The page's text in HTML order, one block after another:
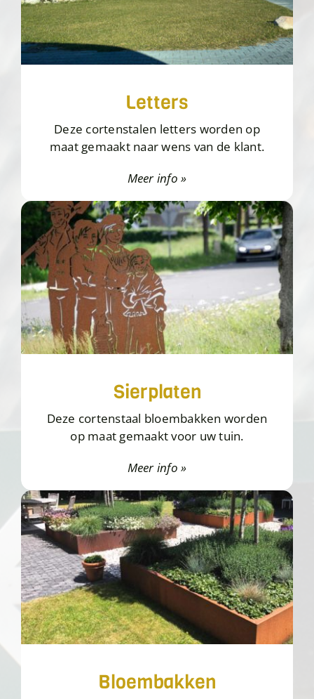
Letters
Deze cortenstalen letters worden op
maat gemaakt naar wens van de klant.
Meer info »
Sierplaten
Deze cortenstaal bloembakken worden
op maat gemaakt voor uw tuin.
Meer info »
Bloembakken